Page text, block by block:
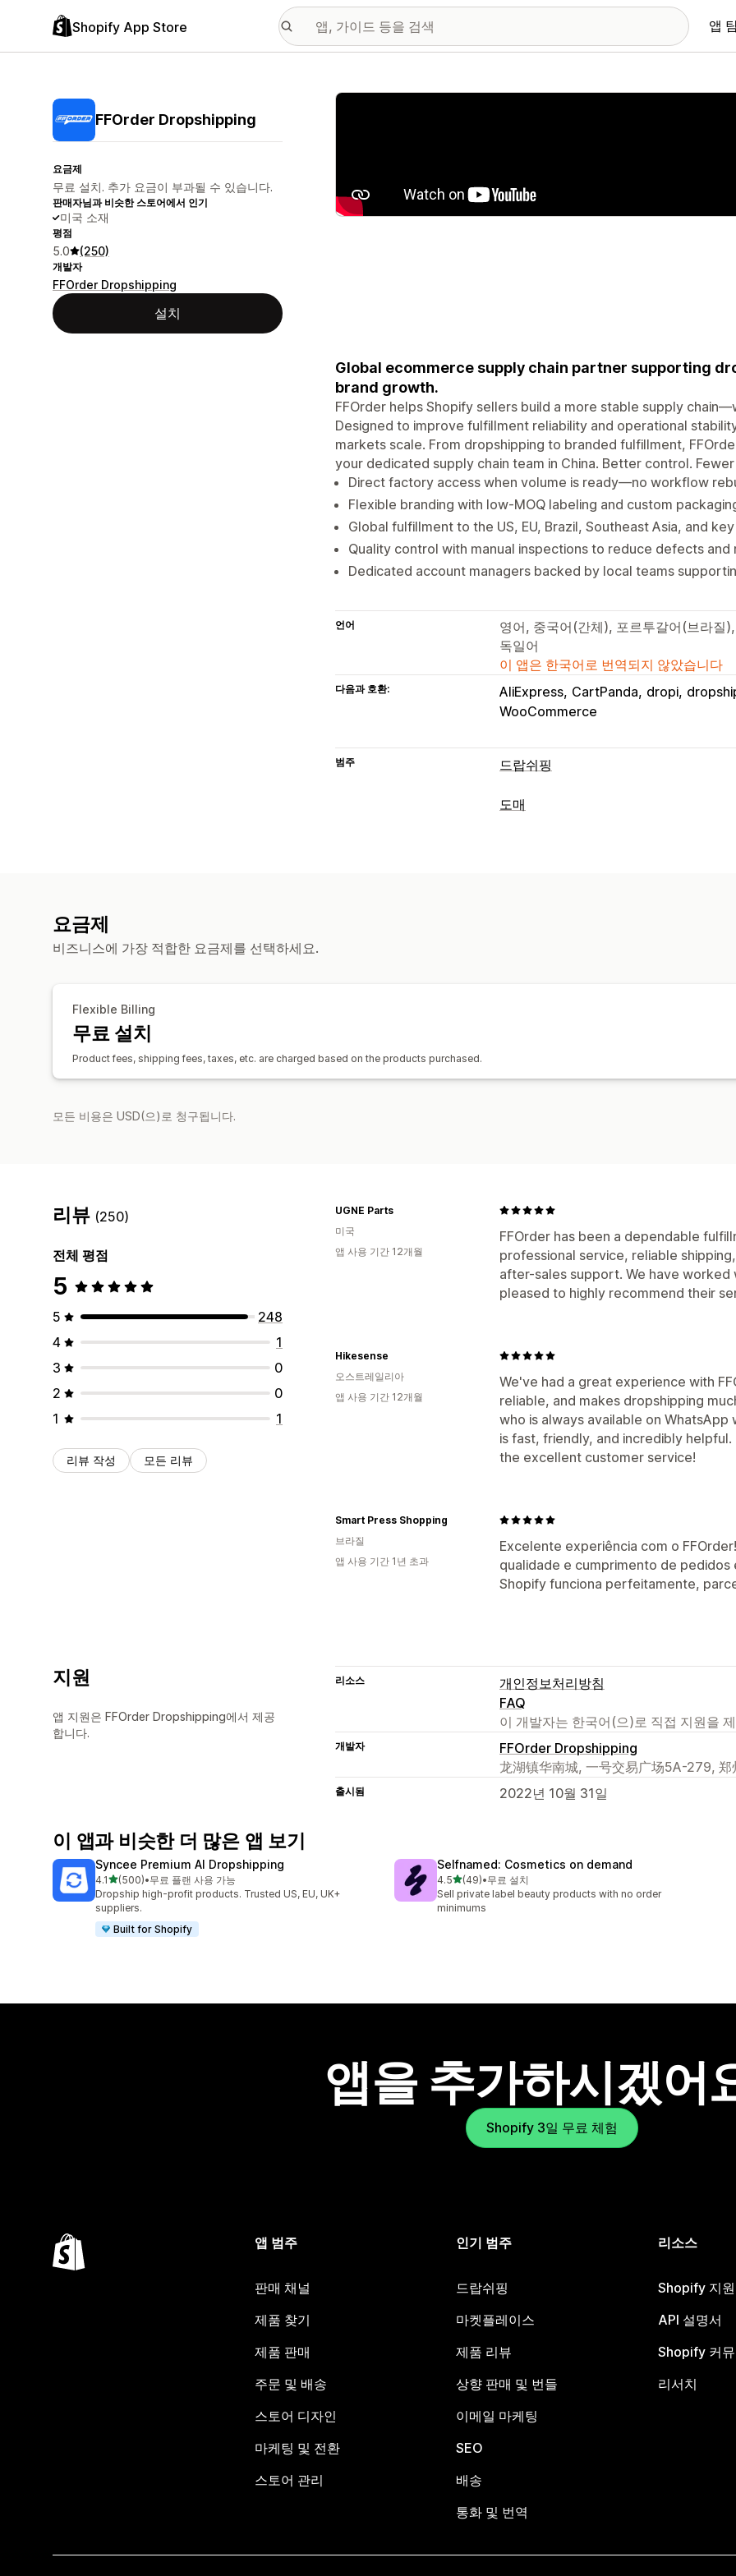
Shopify App Store 앱
FFOrder Dropshipping
요금제
무료 설치. 추가 요금이 부과될 수 있습니다.
판매자님과 비슷한 스토어에서 인기
미국 소재
평점
5.0 (250)
개발자
FFOrder Dropshipping
설치
추천 이미지 갤러리
Global ecommerce supply chain partner supporting
brand growth.
FFOrder helps Shopify sellers build a more stable supply
Designed to improve fulfillment reliability and operational
markets scale. From dropshipping to branded fulfillment,
your dedicated supply chain team in China. Better control.
Direct factory access when volume is ready—no workflow
Flexible branding with low-MOQ labeling and custom
Global fulfillment to the US, EU, Brazil, Southeast Asia, and
Quality control with manual inspections to reduce defects and
Dedicated account managers backed by local teams
언어
영어, 중국어(간체), 포르투갈어(브라질
독일어
이 앱은 한국어로 번역되지 않았습니다
다음과 호환: AliExpress CartPanda dropi
WooCommerce
범주 드랍쉬핑
판매할 수 있는 제품
도매
요금제
비즈니스에 가장 적합한 요금제를 선택하세요.
Flexible Billing
무료 설치
Product fees, shipping fees, taxes, etc. are charged based on the products purchased.
모든 비용은 USD(으)로 청구됩니다.
리뷰 (250)
전체 평점
5
5
248
4
1
3
0
2
0
1
1
리뷰 작성 모든 리뷰
FFOrder has been a dependable
professional service, reliable
after-sales support. We have
pleased to highly recommend their
UGNE Parts
미국
앱 사용 기간 12개월
We've had a great experience with
reliable, and makes dropshipping
who is always available on
is fast, friendly, and incredibly
the excellent customer service!
Hikesense
오스트레일리아
앱 사용 기간 12개월
Excelente experiência com o
qualidade e cumprimento de
Shopify funciona perfeitamente,
Smart Press Shopping
브라질
앱 사용 기간 1년 초과
지원
앱 지원은 FFOrder Dropshipping에서 제공
합니다.
리소스
개인정보처리방침
FAQ
이 개발자는 한국어(으)로 직접 지원을
개발자
FFOrder Dropshipping
龙湖镇华南城, 一号交易广场5A-279,
출시됨 2022년 10월 31일
이 앱과 비슷한 더 많은 앱 보기
Syncee Premium AI Dropshipping
4.1별 5개 중
(500)
총 리뷰 500개
•무료 플랜 사용 가능
Dropship high-profit products. Trusted US, EU, UK+
suppliers.
Built for Shopify
Selfnamed: Cosmetics on demand
4.5별 5개 중
(49)
총 리뷰 49개
•무료 설치
Sell private label beauty products with no order
minimums
앱을 추가하시겠어
Shopify 3일 무료 체험
앱 범주
판매 채널
제품 찾기
제품 판매
주문 및 배송
스토어 디자인
마케팅 및 전환
스토어 관리
인기 범주
드랍쉬핑
마켓플레이스
제품 리뷰
상향 판매 및 번들
이메일 마케팅
SEO
배송
통화 및 번역
리소스
Shopify 지원
API 설명서
Shopify 커
리서치